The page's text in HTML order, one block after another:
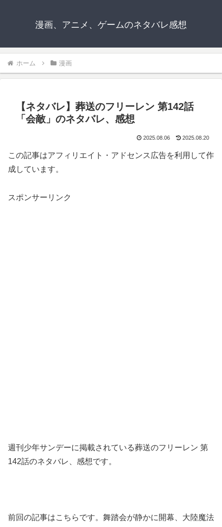
漫画、アニメ、ゲームのネタバレ感想
ホーム 漫画
【ネタバレ】葬送のフリーレン 第142話
「会敵」のネタバレ、感想
2025.08.06 2025.08.20
この記事はアフィリエイト・アドセンス広告を利用して作
成しています。
スポンサーリンク
週刊少年サンデーに掲載されている葬送のフリーレン 第
142話のネタバレ、感想です。
前回の記事はこちらです。舞踏会が静かに開幕、大陸魔法